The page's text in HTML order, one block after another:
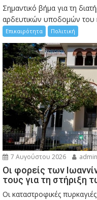
Σημαντικό βήμα για τη
αρδευτικών υποδομών του
Επικαιρότητα Πολιτική
7 Αυγούστου 2026
Οι φορείς των
τους για τη στήριξη
Οι καταστροφικές